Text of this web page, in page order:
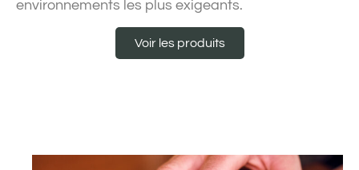
environnements les plus exigeants.
Voir les produits